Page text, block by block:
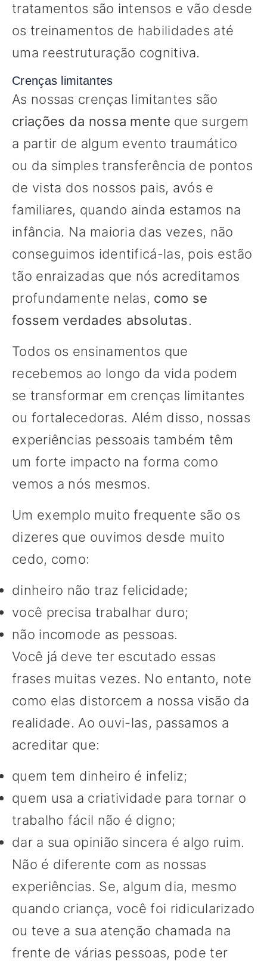
tratamentos são intensos e vão desde
os treinamentos de habilidades até
uma reestruturação cognitiva.
Crenças limitantes
As nossas crenças limitantes são
criações da nossa mente que surgem
a partir de algum evento traumático
ou da simples transferência de pontos
de vista dos nossos pais, avós e
familiares, quando ainda estamos na
infância. Na maioria das vezes, não
conseguimos identificá-las, pois estão
tão enraizadas que nós acreditamos
profundamente nelas, como se
fossem verdades absolutas.
Todos os ensinamentos que
recebemos ao longo da vida podem
se transformar em crenças limitantes
ou fortalecedoras. Além disso, nossas
experiências pessoais também têm
um forte impacto na forma como
vemos a nós mesmos.
Um exemplo muito frequente são os
dizeres que ouvimos desde muito
cedo, como:
dinheiro não traz felicidade;
você precisa trabalhar duro;
não incomode as pessoas.
Você já deve ter escutado essas
frases muitas vezes. No entanto, note
como elas distorcem a nossa visão da
realidade. Ao ouvi-las, passamos a
acreditar que:
quem tem dinheiro é infeliz;
quem usa a criatividade para tornar o
trabalho fácil não é digno;
dar a sua opinião sincera é algo ruim.
Não é diferente com as nossas
experiências. Se, algum dia, mesmo
quando criança, você foi ridicularizado
ou teve a sua atenção chamada na
frente de várias pessoas, pode ter